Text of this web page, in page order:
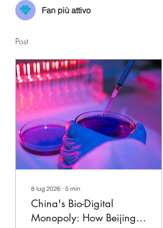
Fan più attivo
Post
8 lug 2026 ∙ 5 min
China's Bio-Digital
Monopoly: How Beijing is